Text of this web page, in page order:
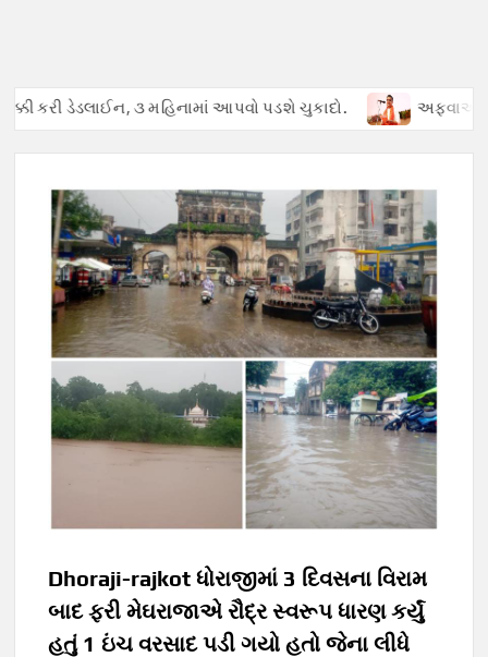
કરી ડેડલાઈન, ૩ મહિનામાં આપવો પડશે ચુકાદો. અફવાઓથી
Dhoraji-rajkot ધોરાજીમાં 3 દિવસના વિરામ
બાદ ફરી મેઘરાજાએ રૌદ્ર સ્વરૂપ ધારણ કર્યું
હતું 1 ઇંચ વરસાદ પડી ગયો હતો જેના લીધે